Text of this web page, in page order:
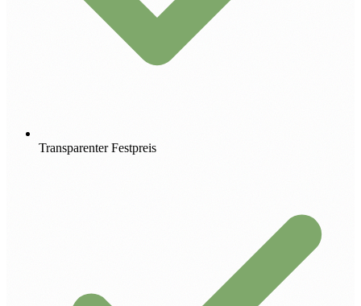
Transparenter Festpreis